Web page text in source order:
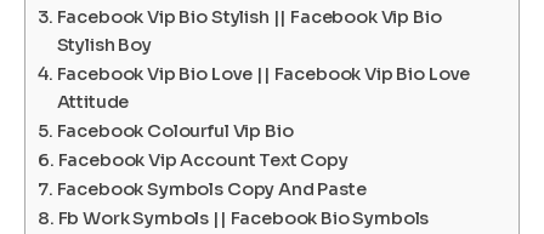
Facebook Vip Bio Stylish || Facebook Vip Bio
Stylish Boy
Facebook Vip Bio Love || Facebook Vip Bio Love
Attitude
Facebook Colourful Vip Bio
Facebook Vip Account Text Copy
Facebook Symbols Copy And Paste
Fb Work Symbols || Facebook Bio Symbols